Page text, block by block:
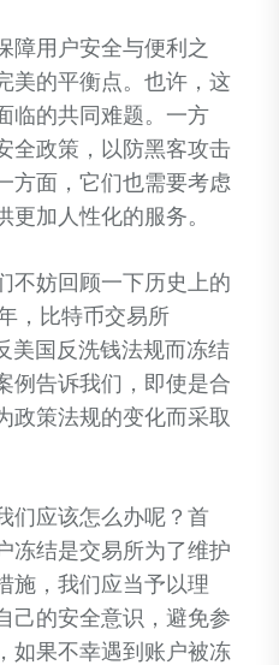
障用户安全与便利之
美的平衡点。也许，这
临的共同难题。一方
全政策，以防黑客攻击
方面，它们也需要考虑
加人性化的服务。
不妨回顾一下历史上的
，比特币交易所
美国反洗钱法规而冻结
例告诉我们，即使是合
政策法规的变化而采取
们应该怎么办呢？首
冻结是交易所为了维护
施，我们应当予以理
己的安全意识，避免参
如果不幸遇到账户被冻